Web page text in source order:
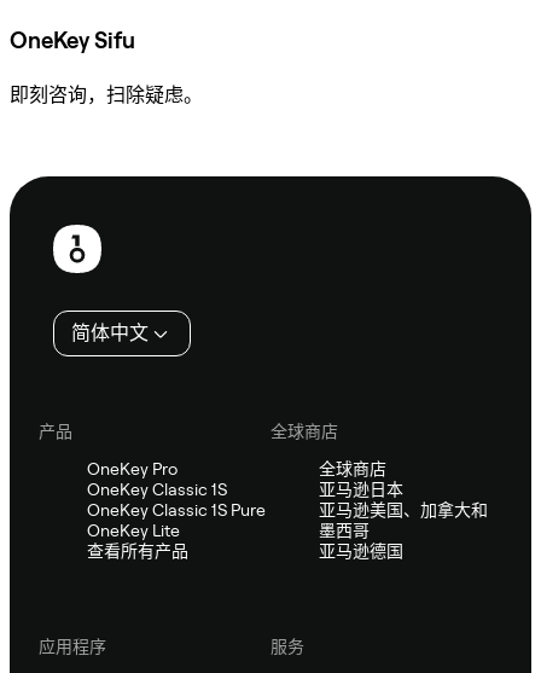
OneKey Sifu
即刻咨询，扫除疑虑。
页
简体中文
产品
OneKey Pro
OneKey Classic 1S
OneKey Classic 1S Pure
OneKey Lite
查看所有产品
全球商店
全球商店
亚马逊日本
亚马逊美国、加拿大和
墨西哥
亚马逊德国
应用程序
服务